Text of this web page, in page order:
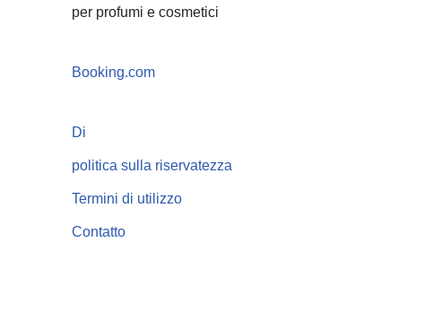
per profumi e cosmetici
Booking.com
Di
politica sulla riservatezza
Termini di utilizzo
Contatto